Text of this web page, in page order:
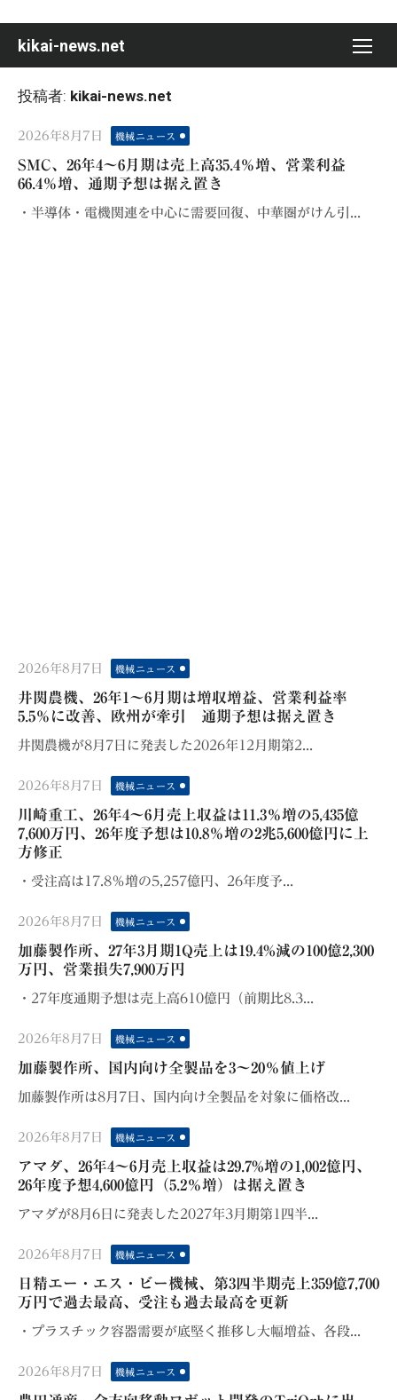
content
kikai-news.net
投稿者: kikai-news.net
Posted
on
2026年8月7日 機械ニュース
SMC、26年4〜6月期は売上高35.4％増、営業利益
66.4％増、通期予想は据え置き
・半導体・電機関連を中心に需要回復、中華圏がけん引...
Posted
on
2026年8月7日 機械ニュース
井関農機、26年1〜6月期は増収増益、営業利益率
5.5％に改善、欧州が牽引 通期予想は据え置き
井関農機が8月7日に発表した2026年12月期第2...
Posted
on
2026年8月7日 機械ニュース
川崎重工、26年4〜6月売上収益は11.3％増の5,435億
7,600万円、26年度予想は10.8％増の2兆5,600億円に上
方修正
・受注高は17.8％増の5,257億円、26年度予...
Posted
on
2026年8月7日 機械ニュース
加藤製作所、27年3月期1Q売上は19.4%減の100億2,300
万円、営業損失7,900万円
・27年度通期予想は売上高610億円（前期比8.3...
Posted
on
2026年8月7日 機械ニュース
加藤製作所、国内向け全製品を3～20％値上げ
加藤製作所は8月7日、国内向け全製品を対象に価格改...
Posted
2026年8月7日 機械ニュース
アマダ、26年4〜6月売上収益は29.7%増の1,002億円、
26年度予想4,600億円（5.2％増）は据え置き
アマダが8月6日に発表した2027年3月期第1四半...
Posted
on
2026年8月7日 機械ニュース
日精エー・エス・ビー機械、第3四半期売上359億7,700
万円で過去最高、受注も過去最高を更新
・プラスチック容器需要が底堅く推移し大幅増益、各段...
Posted
on
2026年8月7日 機械ニュース